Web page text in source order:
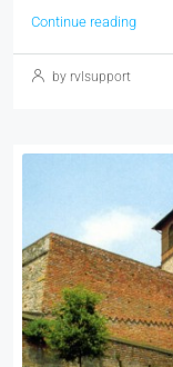
Continue reading
by rvlsupport